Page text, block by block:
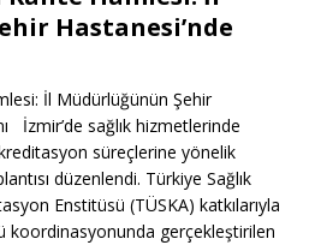
Hastanesi’nde
İl Müdürlüğünün Şehir
İzmir’de sağlık hizmetlerinde
süreçlerine yönelik
düzenlendi. Türkiye Sağlık
Enstitüsü (TÜSKA) katkılarıyla
koordinasyonunda gerçekleştirilen